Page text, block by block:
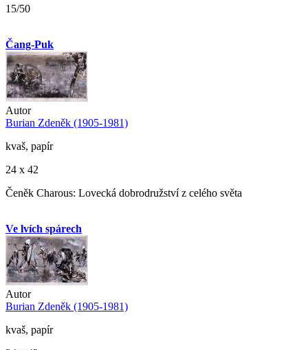
15/50
Čang-Puk
Autor
Burian Zdeněk (1905-1981)
kvaš, papír
24 x 42
Čeněk Charous: Lovecká dobrodružství z celého světa
Ve lvích spárech
Autor
Burian Zdeněk (1905-1981)
kvaš, papír